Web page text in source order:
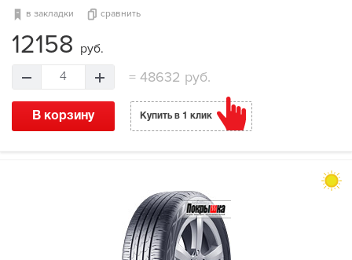
в закладки сравнить
12158 руб.
4 =48632 руб.
В корзину Купить в 1 клик